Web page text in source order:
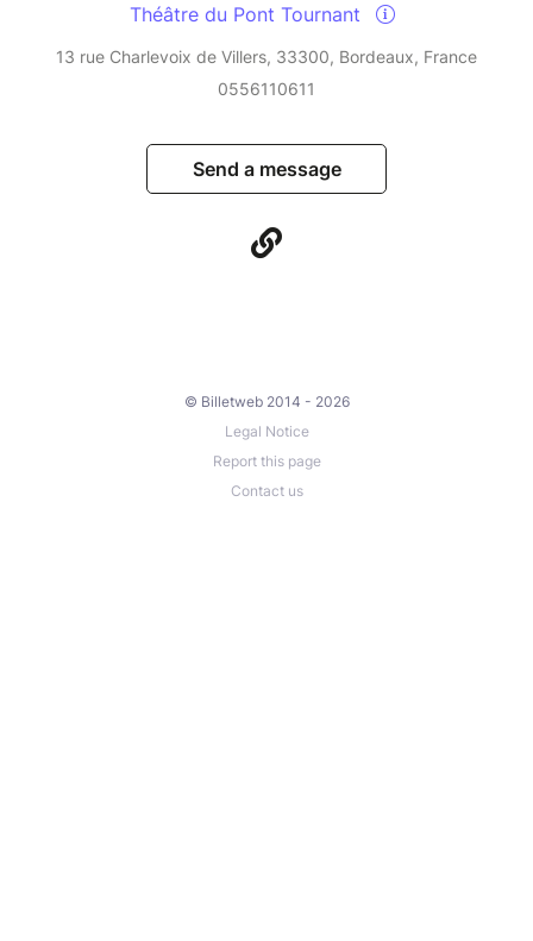
Théâtre du Pont Tournant
13 rue Charlevoix de Villers, 33300, Bordeaux, France
0556110611
Send a message
© Billetweb 2014 - 2026
Legal Notice
Report this page
Contact us